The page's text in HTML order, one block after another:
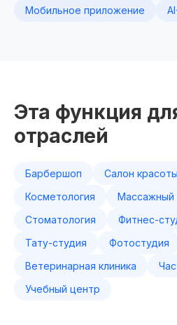
Мобильное приложение
Эта функция
отраслей
Барбершоп Салон красоты
Косметология
Массажный
Стоматология
Фитнес-
Тату-студия
Фотостудия
Ветеринарная клиника
Учебный центр